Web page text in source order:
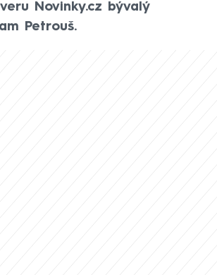
Novinky.cz bývalý
Petrouš.